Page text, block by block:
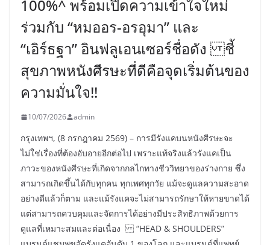
100%^ พร้อมเปิดความเข้าใจใหม่
ร่วมกับ “หมออร-อรอุมา” และ
“เอิร์ธฐา” อินฟลูเอนเซอร์ชื่อดัง ชี้
สุขภาพหนังศีรษะที่ดีคือจุดเริ่มต้นของ
ความมั่นใจ!!
10/07/2026 admin
กรุงเทพฯ, (8 กรกฎาคม 2569) – การมีรังแคบนหนังศีรษะจะ
ไม่ใช่เรื่องที่ต้องอับอายอีกต่อไป เพราะแท้จริงแล้วรังแคเป็น
ภาวะของหนังศีรษะที่เกิดจากกลไกทางชีววิทยาของร่างกาย ซึ่ง
สามารถเกิดขึ้นได้กับทุกคน ทุกเพศทุกวัย แม้จะดูแลความสะอาด
อย่างดีแล้วก็ตาม และแม้รังแคจะไม่สามารถรักษาให้หายขาดได้
แต่สามารถควบคุมและจัดการได้อย่างมีประสิทธิภาพด้วยการ
ดูแลที่เหมาะสมและต่อเนื่อง “HEAD & SHOULDERS”